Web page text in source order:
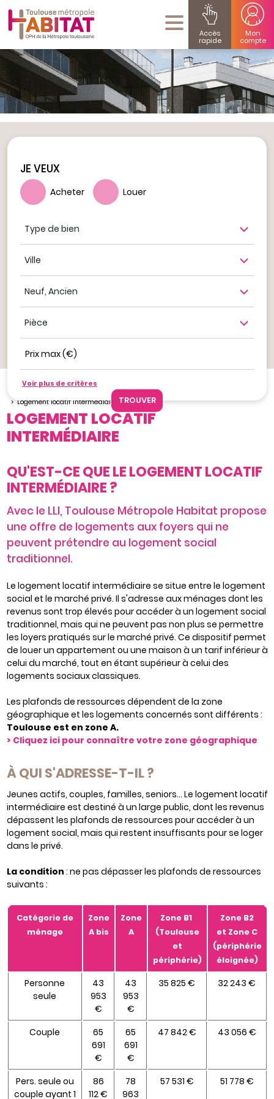
Accès
rapide
Mon
compte
Voir plus de critères
JE VEUX
Acheter Louer
Ville
Neuf, ancien
Nombre de pièce
Prix max (€)
Je veux louer
Louer un bien avec Toulouse Métropole Habitat
Logement locatif intermédiaire
Ajouter à mes favoris
LOGEMENT LOCATIF
INTERMÉDIAIRE
QU'EST-CE QUE LE LOGEMENT LOCATIF
INTERMÉDIAIRE ?
Avec le LLI, Toulouse Métropole Habitat propose
une offre de logements aux foyers qui ne
peuvent prétendre au logement social
traditionnel.
Le logement locatif intermédiaire se situe entre le logement
social et le marché privé. Il s'adresse aux ménages dont les
revenus sont trop élevés pour accéder à un logement social
traditionnel, mais qui ne peuvent pas non plus se permettre
les loyers pratiqués sur le marché privé. Ce dispositif permet
de louer un appartement ou une maison à un tarif inférieur à
celui du marché, tout en étant supérieur à celui des
logements sociaux classiques.
Les plafonds de ressources dépendent de la zone
géographique et les logements concernés sont différents :
Toulouse est en zone A.
> Cliquez ici pour connaître votre zone géographique
À QUI S'ADRESSE-T-IL ?
Jeunes actifs, couples, familles, seniors… Le logement locatif
intermédiaire est destiné à un large public, dont les revenus
dépassent les plafonds de ressources pour accéder à un
logement social, mais qui restent insuffisants pour se loger
dans le privé.
La condition : ne pas dépasser les plafonds de ressources
suivants :
Catégorie de
ménage
Zone
A bis
Zone
A
Zone B1
(Toulouse
et
périphérie)
Zone B2
et Zone C
(périphérie
éloignée)
Personne
seule
43
953
€
43
953
€
35 825 € 32 243 €
Couple
65
691
€
65
691
€
47 842 € 43 056 €
Pers. seule ou
couple ayant 1
86
112 €
78
963
57 531 € 51 778 €